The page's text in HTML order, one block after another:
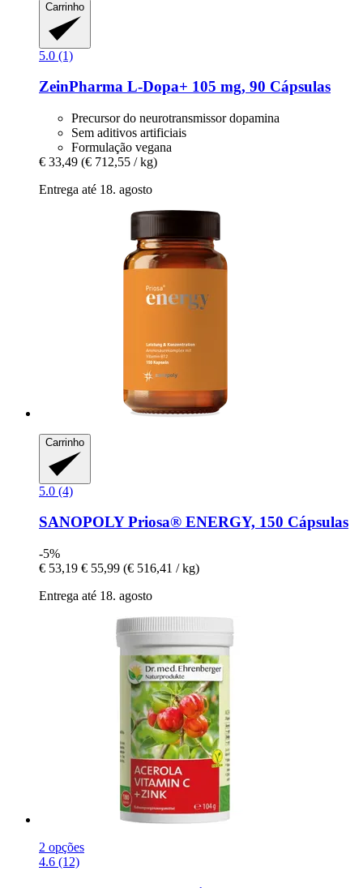
Carrinho
5.0 (1)
ZeinPharma L-​Dopa+ 105 mg, 90 Cápsulas
Precursor do neurotransmissor dopamina
Sem aditivos artificiais
Formulação vegana
€ 33,49 (€ 712,55 / kg)
Entrega até 18. agosto
Carrinho
5.0 (4)
SANOPOLYPriosa® ENERGY, 150 Cápsulas
-5%
€ 53,19 € 55,99 (€ 516,41 / kg)
Entrega até 18. agosto
2 opções
4.6 (12)